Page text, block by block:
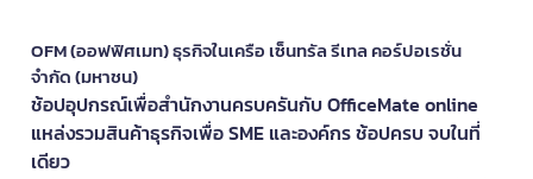
OFM (ออฟฟิศเมท) ธุรกิจในเครือ เซ็นทรัล รีเทล คอร์ปอเรชั่น
จำกัด (มหาชน)
ช้อปอุปกรณ์เพื่อสำนักงานครบครันกับ OfficeMate online
แหล่งรวมสินค้าธุรกิจเพื่อ SME และองค์กร ช้อปครบ จบในที่
เดียว